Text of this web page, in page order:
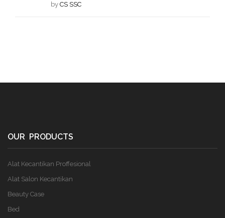
by CS SSC
OUR PRODUCTS
Alat Kecantikan Proffesional
Alat Salon Kecantikan
Beauty Case
Bed